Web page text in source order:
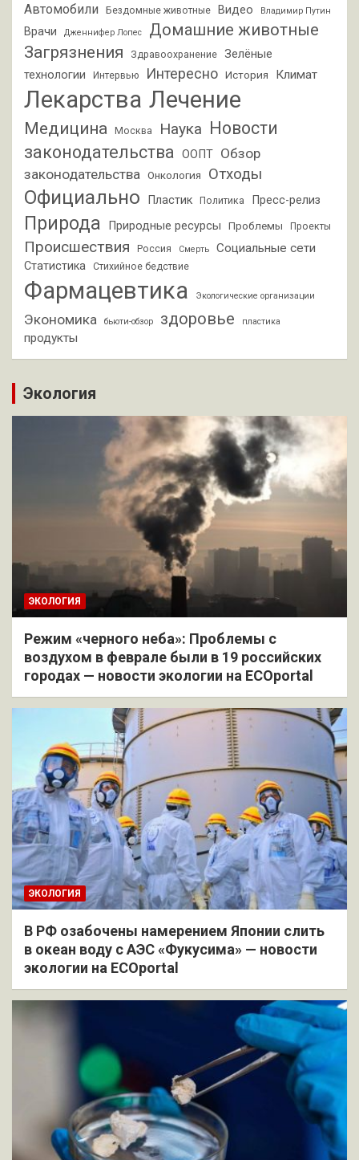
Автомобили Бездомные животные Видео Владимир Путин
Врачи Дженнифер Лопес
Домашние животные
Загрязнения
Здравоохранение
Зелёные
технологии
Интервью Интересно История Климат
Лекарства Лечение
Медицина Москва Наука Новости
законодательства
ООПТ Обзор
законодательства
Онкология Отходы
Официально Пластик Политика Пресс-релиз
Природа Природные ресурсы Проблемы Проекты
Происшествия Россия Смерть Социальные сети
Статистика Стихийное бедствие
Фармацевтика Экологические организации
Экономика бьюти-обзор здоровье пластика
продукты
Экология
ЭКОЛОГИЯ
Режим «черного неба»: Проблемы с
воздухом в феврале были в 19 российских
городах — новости экологии на ECOportal
ЭКОЛОГИЯ
В РФ озабочены намерением Японии слить
в океан воду с АЭС «Фукусима» — новости
экологии на ECOportal